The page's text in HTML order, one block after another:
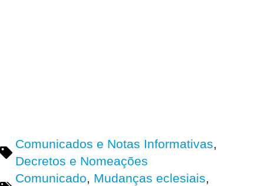
Comunicados e Notas Informativas,
Decretos e Nomeações
Comunicado, Mudanças eclesiais,